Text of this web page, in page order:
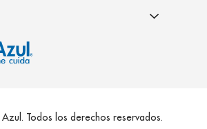
Todos los derechos reservados.